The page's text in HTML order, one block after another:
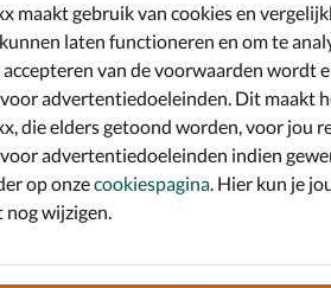
Sport Essential Flag Knit
voor € 45,49
Sjaal -
van €
79, 99
maakt gebruik van cookies en
laten functioneren en om te
van de voorwaarden wordt
advertentiedoeleinden. Dit maakt
die elders getoond worden, voor jou
advertentiedoeleinden indien
op onzecookiespagina. Hier kun je
nog wijzigen.